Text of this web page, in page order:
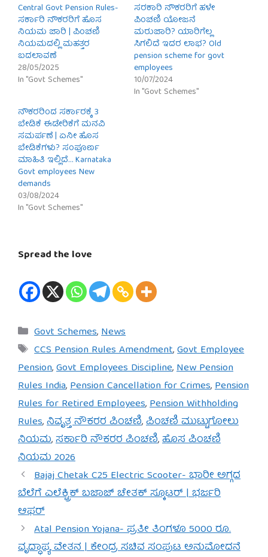
Central Govt Pension Rules-
ಸರ್ಕಾರಿ ನೌಕರರಿಗೆ ಹೊಸ
ನಿಯಮ ಜಾರಿ | ಪಿಂಚಣಿ
ನಿಯಮದಲ್ಲಿ ಮಹತ್ತರ
ಬದಲಾವಣೆ
28/05/2025
In "Govt Schemes"
ಸರಕಾರಿ ನೌಕರರಿಗೆ ಹಳೇ
ಪಿಂಚಣಿ ಯೋಜನೆ
ಮರುಜಾರಿ? ಯಾರಿಗೆಲ್ಲ
ಸಿಗಲಿದೆ ಇದರ ಲಾಭ? Old
pension scheme for govt
employees
10/07/2024
In "Govt Schemes"
ನೌಕರರಿಂದ ಸರ್ಕಾರಕ್ಕೆ 3
ಬೇಡಿಕೆ ಈಡೇರಿಕೆಗೆ ಮನವಿ
ಸಮರ್ಪಣೆ | ಏನೀ ಹೊಸ
ಬೇಡಿಕೆಗಳು? ಸಂಪೂರ್ಣ
ಮಾಹಿತಿ ಇಲ್ಲಿದೆ… Karnataka
Govt employees New
demands
03/08/2024
In "Govt Schemes"
Spread the love
Categories
Govt Schemes,News
Tags
CCS Pension Rules Amendment,Govt Employee
Pension,Govt Employees Discipline,New Pension
Rules India,Pension Cancellation for Crimes,Pension
Rules for Retired Employees,Pension Withholding
Rules,ನಿವೃತ್ತ ನೌಕರರ ಪಿಂಚಣಿ,ಪಿಂಚಣಿ ಮುಟ್ಟುಗೋಲು
ನಿಯಮ,ಸರ್ಕಾರಿ ನೌಕರರ ಪಿಂಚಣಿ,ಹೊಸ ಪಿಂಚಣಿ
ನಿಯಮ 2026
Bajaj Chetak C25 Electric Scooter- ಭಾರೀ ಅಗ್ಗದ
ಬೆಲೆಗೆ ಎಲೆಕ್ಟ್ರಿಕ್ ಬಜಾಜ್ ಚೇತಕ್ ಸ್ಕೂಟರ್ | ಭರ್ಜರಿ
ಆಫರ್
Atal Pension Yojana- ಪ್ರತೀ ತಿಂಗಳೂ 5000 ರೂ.
ವೃದ್ಧಾಪ್ಯ ವೇತನ | ಕೇಂದ್ರ ಸಚಿವ ಸಂಪುಟ ಅನುಮೋದನೆ